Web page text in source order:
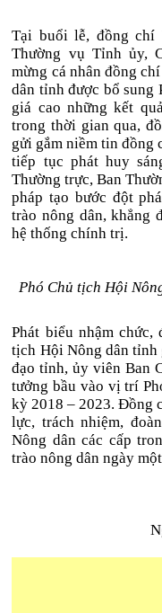
Tại buổi lễ, đồng
Thường vụ Tỉnh ủy,
mừng cá nhân đồng
dân tỉnh được bổ sung
giá cao những kết
trong thời gian qua,
gửi gắm niềm tin đồng
tiếp tục phát huy
Thường trực, Ban
pháp tạo bước đột
trào nông dân, khẳng
hệ thống chính trị.
Phó Chủ tịch Hội
Phát biểu nhậm
tịch Hội Nông dân
đạo tỉnh, ủy viên Ban
tưởng bầu vào vị trí
kỳ 2018 – 2023. Đồng
lực, trách nhiệm,
Nông dân các cấp
trào nông dân ngày